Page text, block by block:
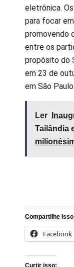
eletrônica.
para focar
promovendo
entre os
propósito do
em 23 de
em São Paulo.
Ler
Tailândia
Compartilhe
Facebook
Curtir isso: